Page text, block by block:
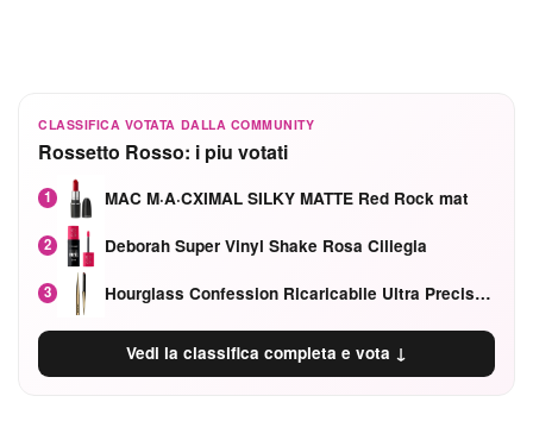
CLASSIFICA VOTATA DALLA COMMUNITY
Rossetto Rosso: i piu votati
1 MAC M·A·CXIMAL SILKY MATTE Red Rock mat
2 Deborah Super Vinyl Shake Rosa Ciliegia
3 Hourglass Confession Ricaricabile Ultra Preciso Ad Alta Intensità Secretly Classic Red
Vedi la classifica completa e vota ↓